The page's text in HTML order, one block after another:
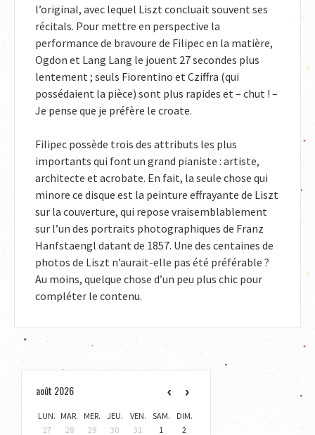
l’original, avec lequel Liszt concluait souvent ses
récitals. Pour mettre en perspective la
performance de bravoure de Filipec en la matière,
Ogdon et Lang Lang le jouent 27 secondes plus
lentement ; seuls Fiorentino et Cziffra (qui
possédaient la pièce) sont plus rapides et – chut ! –
Je pense que je préfère le croate.
Filipec possède trois des attributs les plus
importants qui font un grand pianiste : artiste,
architecte et acrobate. En fait, la seule chose qui
minore ce disque est la peinture effrayante de Liszt
sur la couverture, qui repose vraisemblablement
sur l’un des portraits photographiques de Franz
Hanfstaengl datant de 1857. Une des centaines de
photos de Liszt n’aurait-elle pas été préférable ?
Au moins, quelque chose d’un peu plus chic pour
compléter le contenu.
août 2026
LUN. MAR. MER. JEU. VEN. SAM.
DIM.
27
28 29 30 31 1 2